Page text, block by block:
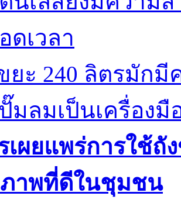
ดเวลา
ยะ 240 ลิตรมัก
มลมเป็นเครื่องมื
เผยแพร่การใช้ถั
าพที่ดีในชุมชน